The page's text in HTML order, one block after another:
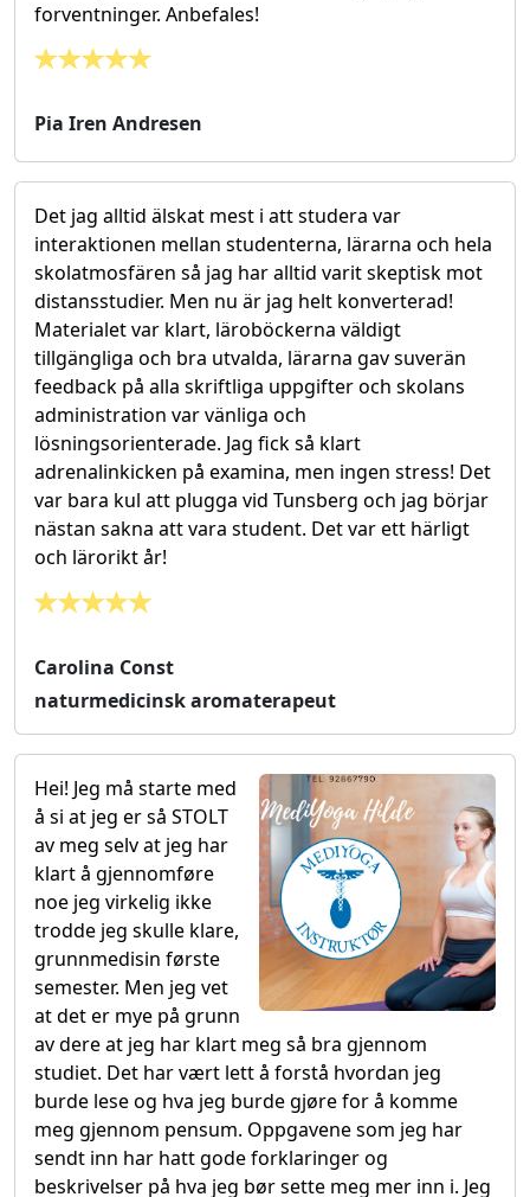
forventninger. Anbefales!
Pia Iren Andresen
Det jag alltid älskat mest i att studera var
interaktionen mellan studenterna, lärarna och hela
skolatmosfären så jag har alltid varit skeptisk mot
distansstudier. Men nu är jag helt konverterad!
Materialet var klart, läroböckerna väldigt
tillgängliga och bra utvalda, lärarna gav suverän
feedback på alla skriftliga uppgifter och skolans
administration var vänliga och
lösningsorienterade. Jag fick så klart
adrenalinkicken på examina, men ingen stress! Det
var bara kul att plugga vid Tunsberg och jag börjar
nästan sakna att vara student. Det var ett härligt
och lärorikt år!
Carolina Const
naturmedicinsk aromaterapeut
Hei! Jeg må starte med
å si at jeg er så STOLT
av meg selv at jeg har
klart å gjennomføre
noe jeg virkelig ikke
trodde jeg skulle klare,
grunnmedisin første
semester. Men jeg vet
at det er mye på grunn
av dere at jeg har klart meg så bra gjennom
studiet. Det har vært lett å forstå hvordan jeg
burde lese og hva jeg burde gjøre for å komme
meg gjennom pensum. Oppgavene som jeg har
sendt inn har hatt gode forklaringer og
beskrivelser på hva jeg bør sette meg mer inn i. Jeg